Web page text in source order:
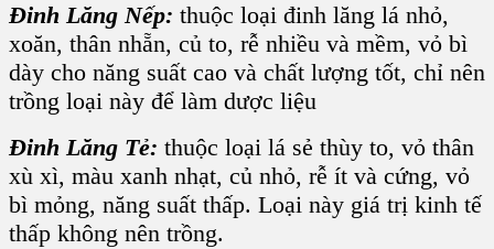
Đinh Lăng Nếp: thuộc loại đinh lăng lá nhỏ,
xoăn, thân nhẵn, củ to, rễ nhiều và mềm, vỏ bì
dày cho năng suất cao và chất lượng tốt, chỉ nên
trồng loại này để làm dược liệu
Đinh Lăng Tẻ: thuộc loại lá sẻ thùy to, vỏ thân
xù xì, màu xanh nhạt, củ nhỏ, rễ ít và cứng, vỏ
bì mỏng, năng suất thấp. Loại này giá trị kinh tế
thấp không nên trồng.